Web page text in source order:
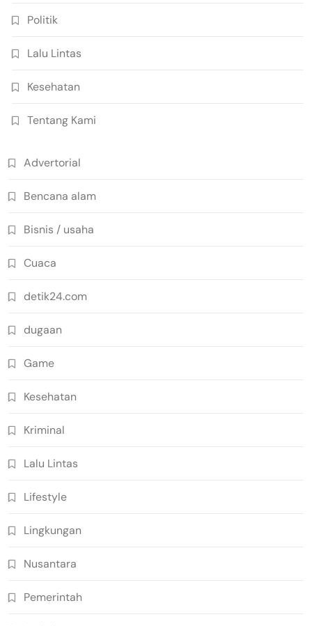
Politik
Lalu Lintas
Kesehatan
Tentang Kami
Advertorial
Bencana alam
Bisnis / usaha
Cuaca
detik24.com
dugaan
Game
Kesehatan
Kriminal
Lalu Lintas
Lifestyle
Lingkungan
Nusantara
Pemerintah